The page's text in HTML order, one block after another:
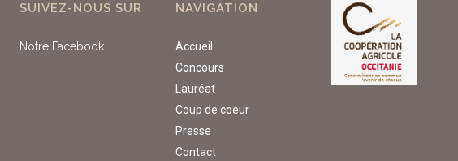
SUIVEZ-NOUS SUR
Notre Facebook
NAVIGATION
Accueil
Concours
Lauréat
Coup de coeur
Presse
Contact